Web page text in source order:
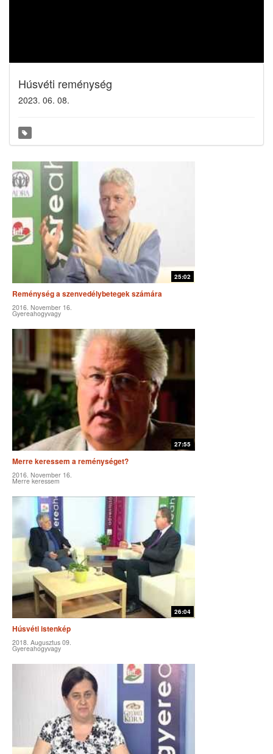
Húsvéti reménység
2023. 06. 08.
25:02
Reménység a szenvedélybetegek számára
2016. November 16.
Gyereahogyvagy
27:55
Merre keressem a reménységet?
2016. November 16.
Merre keressem
26:04
Húsvéti istenkép
2018. Augusztus 09.
Gyereahogyvagy